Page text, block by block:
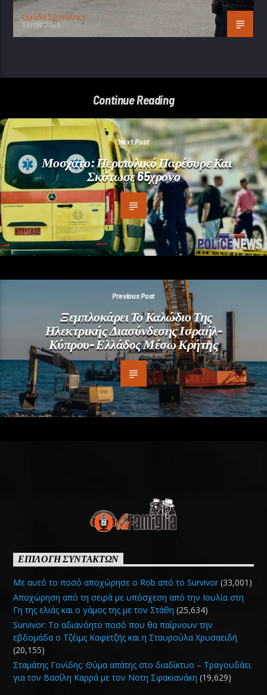
Oμάδα Σύνταξης Ι
13/08/2025
Continue Reading
Next Post
Μοσχάτο: Περιπολικό Παρέσυρε Και
Σκότωσε 65χρονο
Previous Post
Ξεμπλοκάρει Το Καλώδιο Της
Ηλεκτρικής Διασύνδεσης Ισραήλ-
Κύπρου- Ελλάδος Μέσω Κρήτης
ΕΠΙΛΟΓΗ ΣΥΝΤΑΚΤΩΝ
Με αυτό το ποσό αποχώρησε ο Rob από το Survivor (33,001)
Αποχώρηση από τη σειρά με υπόσχεση από την Ιουλία στη
Γη της ελιάς και ο γάμος της με τον Στάθη (25,634)
Survivor: Το αδιανόητο ποσό που θα παίρνουν την
εβδομάδα ο Τζέιμς Καφετζής και η Σταυρούλα Χρυσαειδή
(20,155)
Σταμάτης Γονίδης: Θύμα απάτης στο διαδίκτυο – Τραγουδάει
για τον Βασίλη Καρρά με τον Νοτη Σφακιανάκη (19,629)